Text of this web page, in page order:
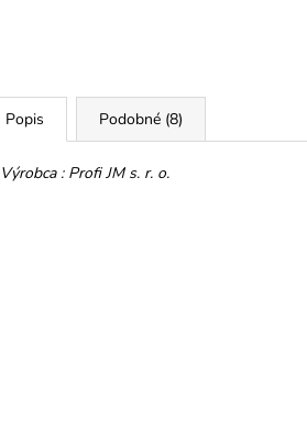
Popis Podobné (8)
Výrobca : Profi JM s. r. o.